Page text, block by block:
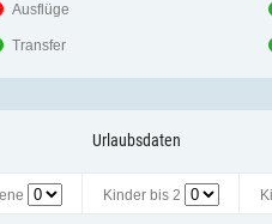
Ausflüge
Transfer
Urlaubsdaten
Kinder bis 2